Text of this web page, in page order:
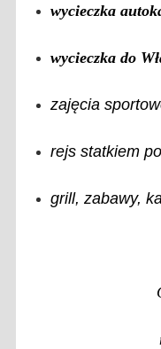
wycieczka
wycieczka do
zajęcia
rejs statkiem
grill, zabawy,